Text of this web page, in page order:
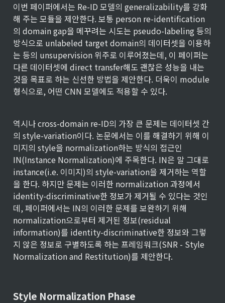
이번 페이퍼에서는 Re-ID 모델의 generalizability를 강화
해 주는 모듈을 제안한다. 보통 person re-identification
의 domain gap을 메꾸려는 시도는 pseudo-labeling 등의
방식으로 unlabeled target domain의 데이터셋을 이용하
는 등의 unsupervision 위주로 이루어졌는데, 이 페이퍼는
다른 데이터셋에 direct transfer해도 괜찮은 성능을 내는
것을 목표로 하는 신선한 방법을 제안한다. 더욱이 module
형식으로, 어떤 CNN 모델에도 적용할 수 있다.
역시나 cross-domain re-ID의 가장 큰 문제는 데이터셋 간
의 style-variation이다. 논문에서는 이를 해결하기 위해 이
미지의 style을 normalization하는 방식의 접근인
IN(Instance Normalization)에 주목한다. IN은 말 그대로
instance(i.e. 이미지)의 style-variation을 제거하는 역할
을 한다. 하지만 문제는 이러한 normalization 과정에서
identity-discriminative한 정보가 제거될 수 있다는 것인
데, 페이퍼에서는 IN의 이러한 문제를 보완하기 위해
normalization으로부터 제거된 정보(residual
information)를 identity-discriminative한 정보와 그렇
지 않은 정보로 구별하도록 하는 프레임워크(SNR - Style
Normalization and Restitution)를 제안한다.
Style Normalization Phase